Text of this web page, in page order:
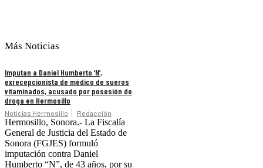
Más Noticias
Imputan a Daniel Humberto ‘N’,
exrecepcionista de médico de sueros
vitaminados, acusado por posesión de
droga en Hermosillo
Noticias Hermosillo Redacción
Hermosillo, Sonora.- La Fiscalía
General de Justicia del Estado de
Sonora (FGJES) formuló
imputación contra Daniel
Humberto “N”, de 43 años, por su